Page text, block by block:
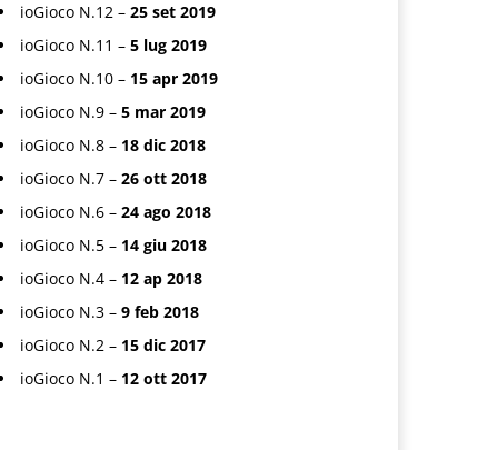
ioGioco N.12 – 25 set 2019
ioGioco N.11 – 5 lug 2019
ioGioco N.10 – 15 apr 2019
ioGioco N.9 – 5 mar 2019
ioGioco N.8 – 18 dic 2018
ioGioco N.7 – 26 ott 2018
ioGioco N.6 – 24 ago 2018
ioGioco N.5 – 14 giu 2018
ioGioco N.4 – 12 ap 2018
ioGioco N.3 – 9 feb 2018
ioGioco N.2 – 15 dic 2017
ioGioco N.1 – 12 ott 2017